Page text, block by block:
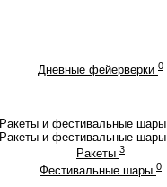
Дневные фейерверки 0
Ракеты и фестивальные шары
Ракеты и фестивальные шары
Ракеты 3
Фестивальные шары 0